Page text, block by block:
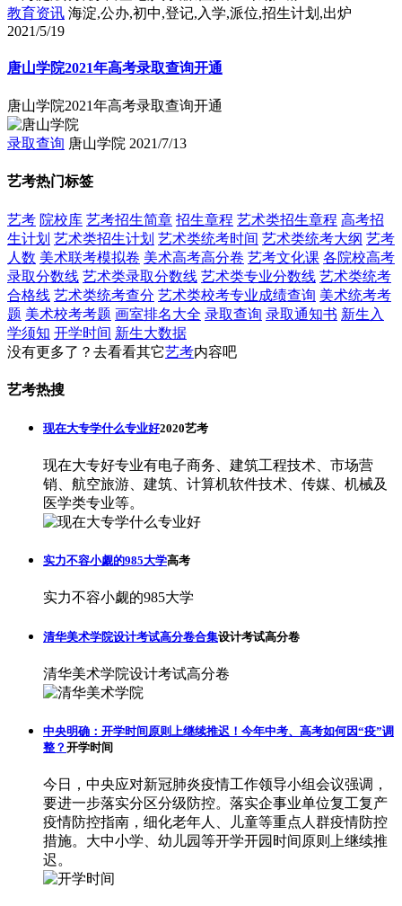
教育资讯 海淀,公办,初中,登记,入学,派位,招生计划,出炉
2021/5/19
唐山学院2021年高考录取查询开通
唐山学院2021年高考录取查询开通
录取查询 唐山学院 2021/7/13
艺考热门标签
艺考 院校库 艺考招生简章 招生章程 艺术类招生章程 高考招
生计划 艺术类招生计划 艺术类统考时间 艺术类统考大纲 艺考
人数 美术联考模拟卷 美术高考高分卷 艺考文化课 各院校高考
录取分数线 艺术类录取分数线 艺术类专业分数线 艺术类统考
合格线 艺术类统考查分 艺术类校考专业成绩查询 美术统考考
题 美术校考考题 画室排名大全 录取查询 录取通知书 新生入
学须知 开学时间 新生大数据
没有更多了？去看看其它艺考内容吧
艺考热搜
现在大专学什么专业好2020艺考
现在大专好专业有电子商务、建筑工程技术、市场营
销、航空旅游、建筑、计算机软件技术、传媒、机械及
医学类专业等。
实力不容小觑的985大学高考
实力不容小觑的985大学
清华美术学院设计考试高分卷合集设计考试高分卷
清华美术学院设计考试高分卷
中央明确：开学时间原则上继续推迟！今年中考、高考如何因“疫”调
整？ 开学时间
今日，中央应对新冠肺炎疫情工作领导小组会议强调，
要进一步落实分区分级防控。落实企事业单位复工复产
疫情防控指南，细化老年人、儿童等重点人群疫情防控
措施。大中小学、幼儿园等开学开园时间原则上继续推
迟。